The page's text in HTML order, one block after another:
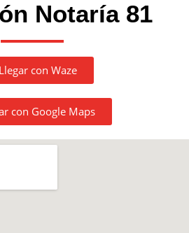
Notaría 81
con Waze
con Google Maps